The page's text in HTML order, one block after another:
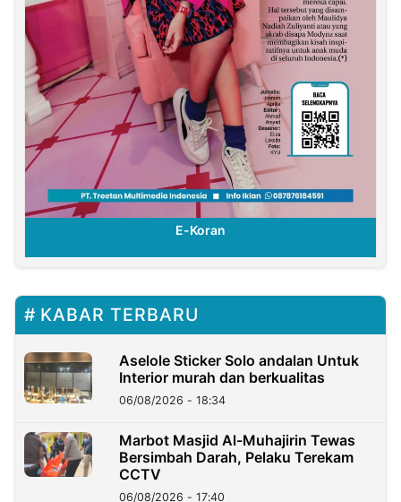
E-Koran
KABAR TERBARU
Aselole Sticker Solo andalan Untuk
Interior murah dan berkualitas
06/08/2026 - 18:34
Marbot Masjid Al-Muhajirin Tewas
Bersimbah Darah, Pelaku Terekam
CCTV
06/08/2026 - 17:40